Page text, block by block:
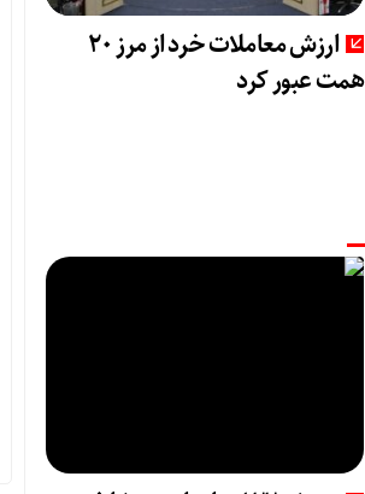
ارزش معاملات خرد از مرز 20
همت عبور کرد